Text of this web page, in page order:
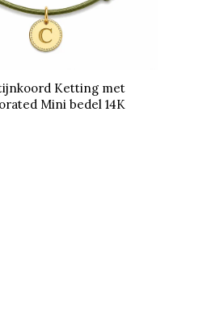
Ketting met
Mini bedel 14K